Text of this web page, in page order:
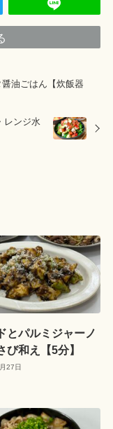
油ごはん【炊飯器
レンジ水
とパルミジャーノ
び和え【5分】
27日